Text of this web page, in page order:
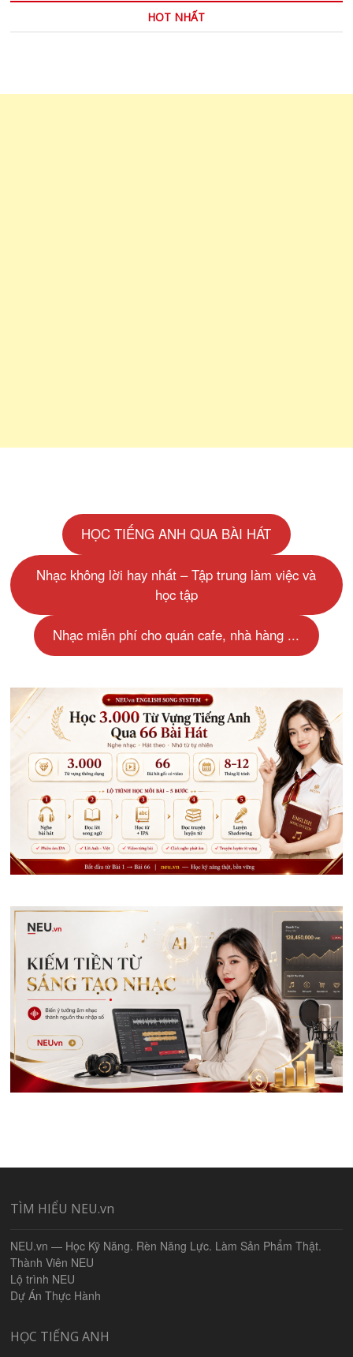
HOT NHẤT
HỌC TIẾNG ANH QUA BÀI HÁT
Nhạc không lời hay nhất – Tập trung làm việc và
học tập
Nhạc miễn phí cho quán cafe, nhà hàng ...
TÌM HIỂU NEU.vn
NEU.vn — Học Kỹ Năng. Rèn Năng Lực. Làm Sản Phẩm Thật.
Thành Viên NEU
Lộ trình NEU
Dự Án Thực Hành
HỌC TIẾNG ANH